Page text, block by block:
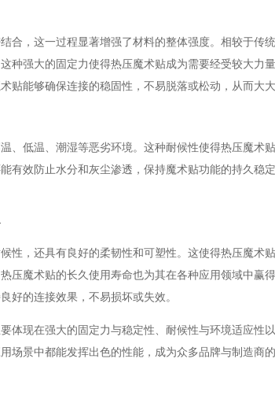
合，这一过程显著增强了材料的整体强度。相较于传
种强大的固定力使得热压魔术贴成为需要经受较大力
贴能够确保连接的稳固性，不易脱落或松动，从而大
、低温、潮湿等恶劣环境。这种耐候性使得热压魔术
有效防止水分和灰尘渗透，保持魔术贴功能的持久稳
性，还具有良好的柔韧性和可塑性。这使得热压魔术
压魔术贴的长久使用寿命也为其在各种应用领域中赢
好的连接效果，不易损坏或失效。
体现在强大的固定力与稳定性、耐候性与环境适应性
场景中都能发挥出色的性能，成为众多品牌与制造商的